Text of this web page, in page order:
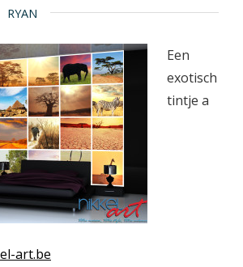
RYAN
Een
exotisch
tintje a
art.be